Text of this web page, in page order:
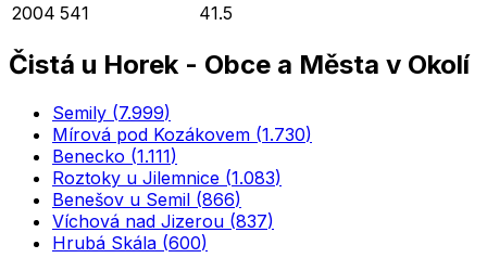
2004 541 41.5
Čistá u Horek - Obce a Města v Okolí
Semily (7.999)
Mírová pod Kozákovem (1.730)
Benecko (1.111)
Roztoky u Jilemnice (1.083)
Benešov u Semil (866)
Víchová nad Jizerou (837)
Hrubá Skála (600)